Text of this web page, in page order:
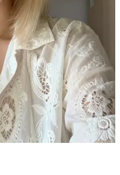
началом
новый сосед по комнате
исследовать территорию
в комнате.